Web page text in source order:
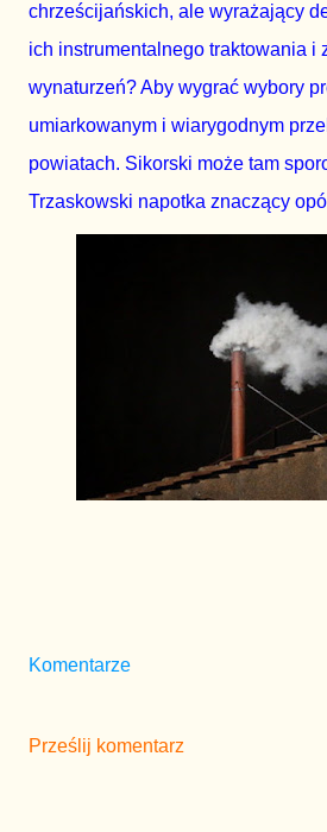
chrześcijańskich, ale wyrażający
ich instrumentalnego traktowania i
wynaturzeń? Aby wygrać wybory
umiarkowanym i wiarygodnym
powiatach. Sikorski może tam
Trzaskowski napotka znaczący
Komentarze
Prześlij komentarz